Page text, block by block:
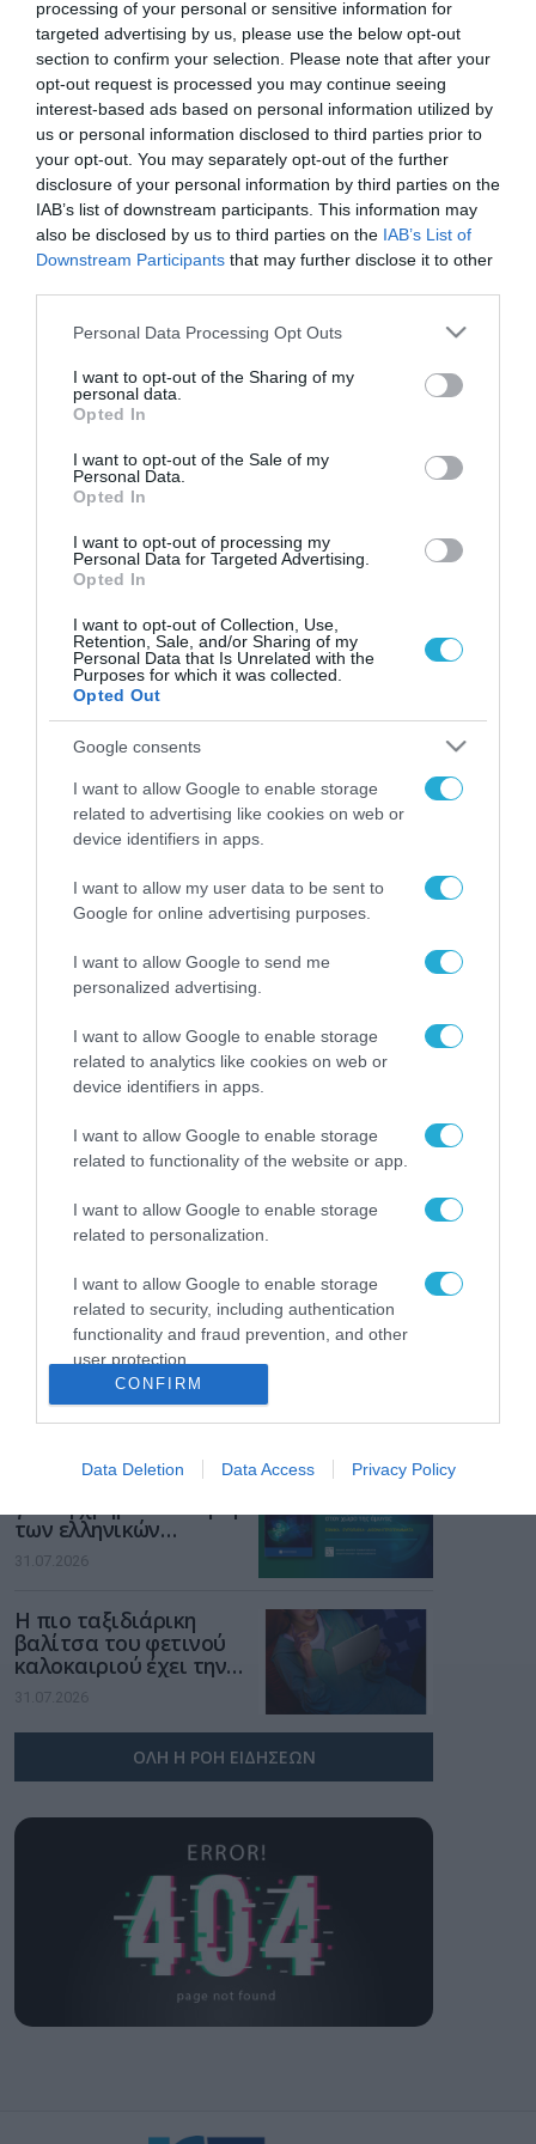
processing of your personal or sensitive information for
targeted advertising by us, please use the below opt-out
section to confirm your selection. Please note that after your
opt-out request is processed you may continue seeing
interest-based ads based on personal information utilized by
us or personal information disclosed to third parties prior to
your opt-out. You may separately opt-out of the further
disclosure of your personal information by third parties on the
IAB’s list of downstream participants. This information may
also be disclosed by us to third parties on the IAB’s List of
Downstream Participants that may further disclose it to other
Please note that this website/app uses one or more Google
not limited to your visit or usage behaviour. You may click to
grant or deny consent to Google and its third-party tags to
use your data for below specified purposes in below Google
consent section.
Personal Data Processing Opt Outs
I want to opt-out of the Sharing of my
personal data.
Opted In
I want to opt-out of the Sale of my
Personal Data.
Opted In
I want to opt-out of processing my
Personal Data for Targeted Advertising.
Opted In
I want to opt-out of Collection, Use,
Retention, Sale, and/or Sharing of my
Personal Data that Is Unrelated with the
Purposes for which it was collected.
Opted Out
Google consents
I want to allow Google to enable storage
related to advertising like cookies on web or
device identifiers in apps.
I want to allow my user data to be sent to
Google for online advertising purposes.
I want to allow Google to send me
personalized advertising.
I want to allow Google to enable storage
related to analytics like cookies on web or
device identifiers in apps.
I want to allow Google to enable storage
related to functionality of the website or app.
I want to allow Google to enable storage
related to personalization.
I want to allow Google to enable storage
related to security, including authentication
functionality and fraud prevention, and other
user protection.
CONFIRM
Data Deletion Data Access Privacy Policy
ΠΛΗΡΟΦΟΡΙΚΗ
Όμιλος Quest: Αύξηση
πωλήσεων 18% στα 303,9 εκατ.
ευρώ, στο πρώτο εξάμηνο 2020
10.09.2020
ΡΟΗ ΕΙΔΗΣΕΩΝ
Το χρηματοδοτούμενο
από την ΕΕ έργο “The
ενισχύει την ασφάλεια
των παιδιών στο
ΑΑΔΕ: Διευκρινίσεις
για τα πρόστιμα σε
αφορούν τους ΦΗΜ
31.07.2026
Σ. Καλαφάτης: «Η
Τεχνητή Νοημοσύνη
δεν είναι απλώς μια
νέα τεχνολογία, είναι
επανάσταση»
31.07.2026
Νέος οδηγός του ΕΚΤ
των ελληνικών
επιχειρήσεων στον
χώρο της άμυνας
31.07.2026
Η πιο ταξιδιάρικη
βαλίτσα του φετινού
καλοκαιριού έχει την
υπογραφή της Xiaomi
31.07.2026
ΟΛΗ Η ΡΟΗ ΕΙΔΗΣΕΩΝ